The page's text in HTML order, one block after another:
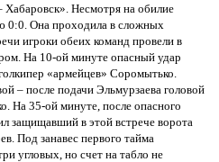
Несмотря на обилие
0:0. Она проходила в сложных
игроки обеих команд провели в
На 10-ой минуте опасный удар
«армейцев» Соромытько.
– после подачи Эльмурзаева головой
На 35-ой минуте, после опасного
защищавший в этой встрече ворота
Под занавес первого тайма
угловых, но счет на табло не